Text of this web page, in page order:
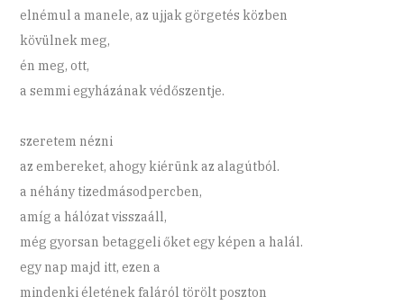
elnémul a manele, az ujjak görgetés közben
kövülnek meg,
én meg, ott,
a semmi egyházának védőszentje.
szeretem nézni
az embereket, ahogy kiérünk az alagútból.
a néhány tizedmásodpercben,
amíg a hálózat visszaáll,
még gyorsan betaggeli őket egy képen a halál.
egy nap majd itt, ezen a
mindenki életének faláról törölt poszton